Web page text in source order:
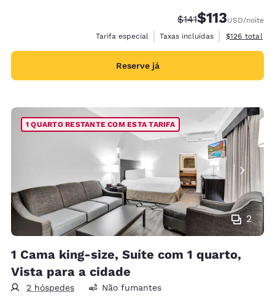
Tarifa anterior
$141Tarifa com
$113USD/noite
Tarifa especial
Taxas incluídas Exibir
$126 total
Reserve já
2
1 QUARTO RESTANTE COM ESTA TARIFA
1 Cama king-size, Suíte com 1 quarto,
Vista para a cidade
2 hóspedes Não fumantes